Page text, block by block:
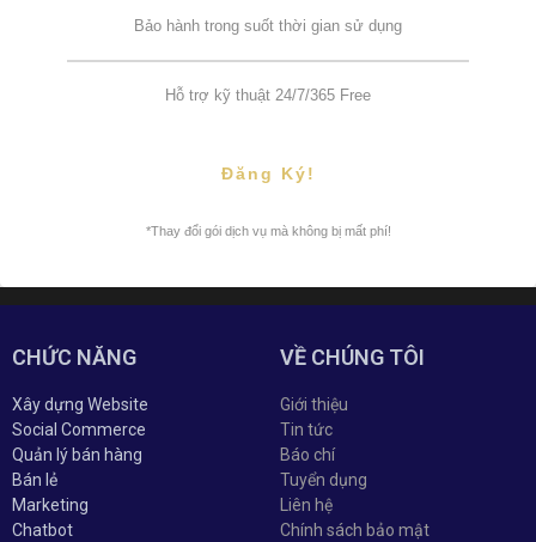
Bảo hành trong suốt thời gian sử dụng
Hỗ trợ kỹ thuật 24/7/365 Free
Đăng Ký!
*Thay đổi gói dịch vụ mà không bị mất phí!
CHỨC NĂNG
Xây dựng Website
Social Commerce
Quản lý bán hàng
Bán lẻ
Marketing
Chatbot
VỀ CHÚNG TÔI
Giới thiệu
Tin tức
Báo chí
Tuyển dụng
Liên hệ
Chính sách bảo mật